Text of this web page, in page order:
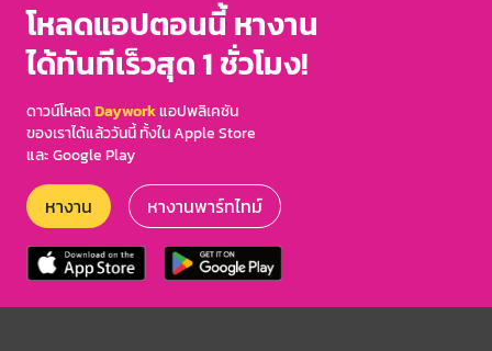
โหลดแอปตอนนี้ หางาน
ได้ทันทีเร็วสุด 1 ชั่วโมง!
ดาวน์โหลดDayworkแอปพลิเคชัน
ของเราได้แล้ววันนี้ ทั้งใน Apple Store
และ Google Play
หางาน หางานพาร์ทไทม์